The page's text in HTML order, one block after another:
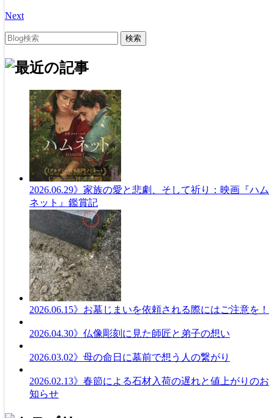
Next
2026.06.29》家族の愛と悲劇、そして祈り：映画『ハム
ネット』鑑賞記
2026.06.15》お墓じまいを依頼される際にはご注意を！
2026.04.30》仏像彫刻に見た師匠と弟子の想い
2026.03.02》母の命日に墓前で想う人の繋がり
2026.02.13》春節による石材入荷の遅れと値上がりのお
知らせ